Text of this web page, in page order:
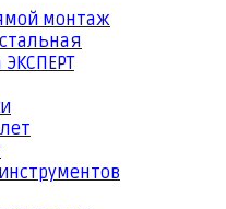
монтаж